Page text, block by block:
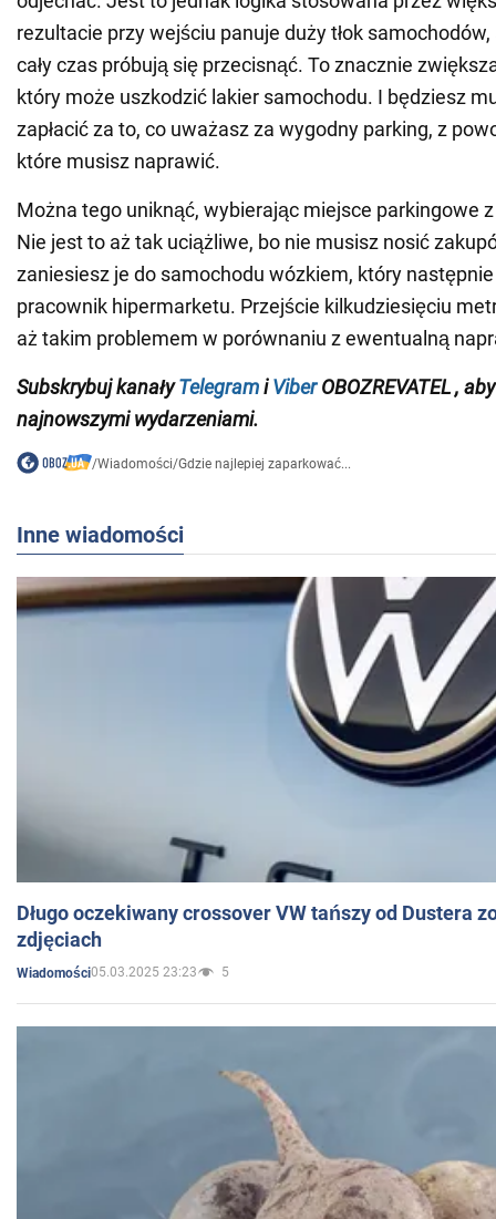
rezultacie przy wejściu panuje duży tłok
cały czas próbują się przecisnąć. To znacznie
który może uszkodzić lakier samochodu. I będziesz
zapłacić za to, co uważasz za wygodny parking, z
które musisz naprawić.
Można tego uniknąć, wybierając miejsce parkingowe
Nie jest to aż tak uciążliwe, bo nie musisz nosić
zaniesiesz je do samochodu wózkiem, który
pracownik hipermarketu. Przejście kilkudziesięciu
aż takim problemem w porównaniu z ewentualną
SubskrybujkanałyTelegramiViberOBOZREVATEL,
najnowszymi wydarzeniami.
/Wiadomości/Gdzie najlepiej zaparkować...
Inne wiadomości
Długo oczekiwany crossover VW tańszy od Dustera
zdjęciach
Wiadomości05.03.2025 23:23 5